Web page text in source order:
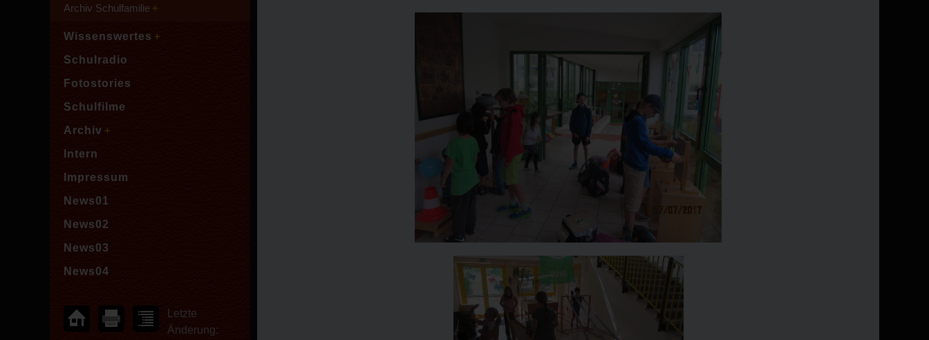
Archiv Schulfamilie
Wissenswertes
Schulradio
Fotostories
Schulfilme
Archiv
Intern
Impressum
News01
News02
News03
News04
Letzte
Änderung: